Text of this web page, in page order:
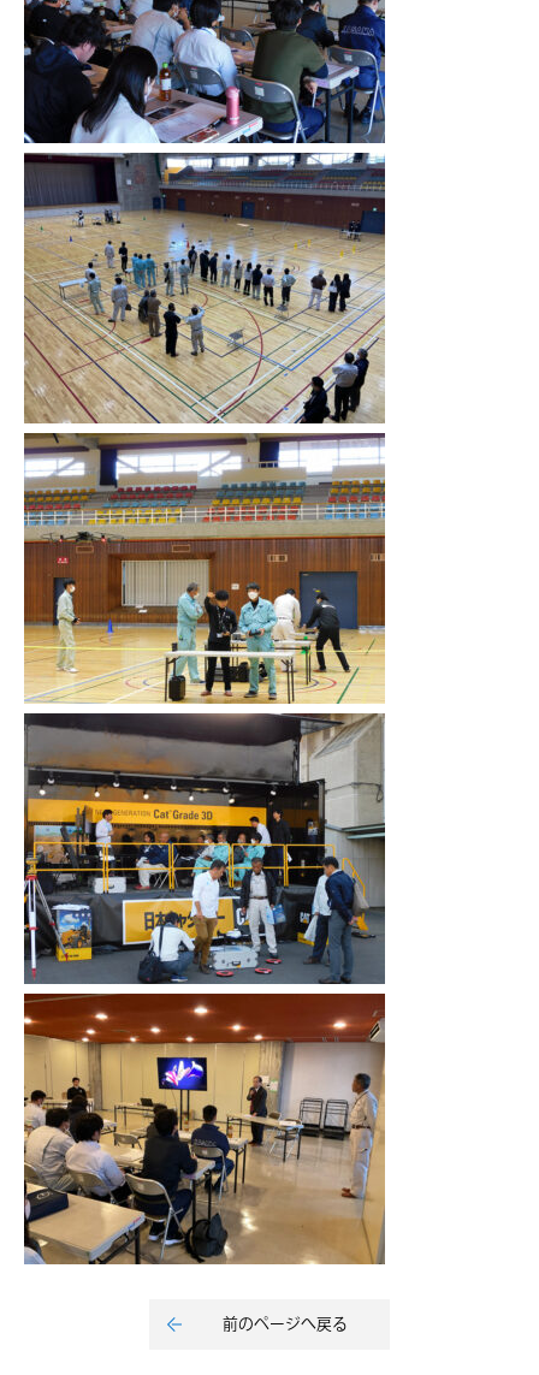
前のページへ戻る